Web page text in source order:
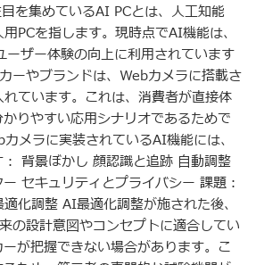
を集めているAI PCとは、人工知能
PCを指します。現時点でAI機能は、
ーザー体験の向上に利用されています
ーやブランドは、Webカメラに搭載さ
ています。これは、消費者が直接体
りやすい応用シナリオであるためで
メラに実装されているAI機能には、
背景ぼかし 顔認識と追跡 自動調整
セキュリティとプライバシー 課題：
化調整 AI最適化調整が施された後、
の設計意図やコンセプトに適合してい
が把握できない場合があります。こ